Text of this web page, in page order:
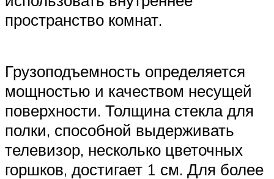
пространство комнат.
Грузоподъемность определяется
мощностью и качеством несущей
поверхности. Толщина стекла для
полки, способной выдерживать
телевизор, несколько цветочных
горшков, достигает 1 см. Для более